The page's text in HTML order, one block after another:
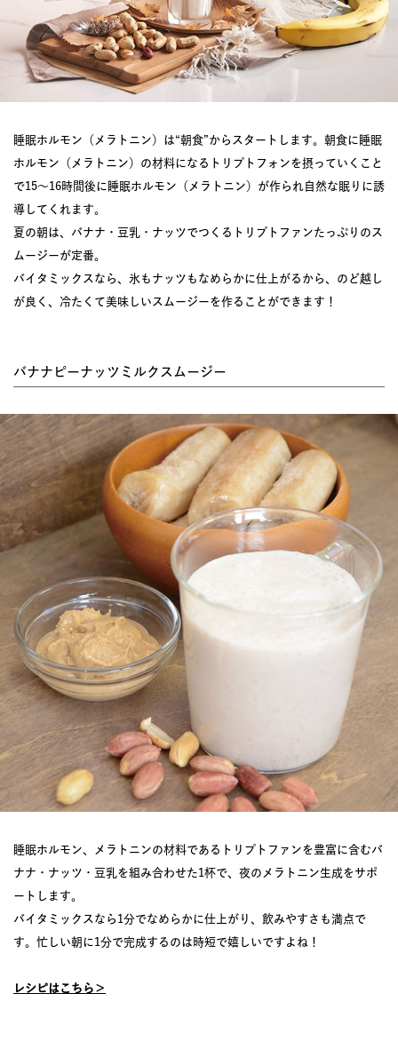
睡眠ホルモン（メラトニン）は“朝食”からスタートします。朝食に睡眠
ホルモン（メラトニン）の材料になるトリプトフォンを摂っていくこと
で15〜16時間後に睡眠ホルモン（メラトニン）が作られ自然な眠りに誘
導してくれます。
夏の朝は、バナナ・豆乳・ナッツでつくるトリプトファンたっぷりのス
ムージーが定番。
バイタミックスなら、氷もナッツもなめらかに仕上がるから、のど越し
が良く、冷たくて美味しいスムージーを作ることができます！
バナナピーナッツミルクスムージー
睡眠ホルモン、メラトニンの材料であるトリプトファンを豊富に含むバ
ナナ・ナッツ・豆乳を組み合わせた1杯で、夜のメラトニン生成をサポ
ートします。
バイタミックスなら1分でなめらかに仕上がり、飲みやすさも満点で
す。忙しい朝に1分で完成するのは時短で嬉しいですよね！
レシピはこちら＞